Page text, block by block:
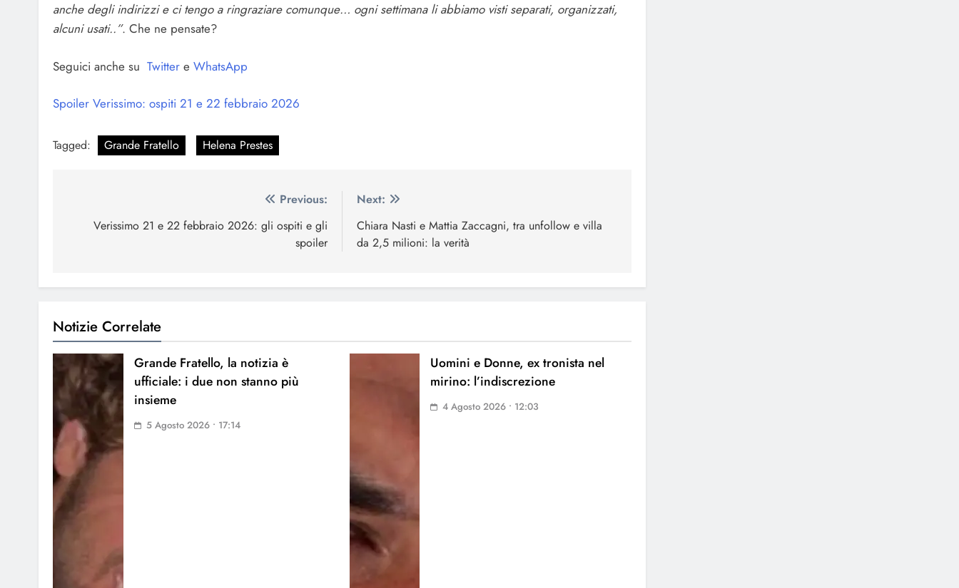
anche degli indirizzi e ci tengo a ringraziare comunque… ogni settimana li abbiamo visti separati, organizzati,
alcuni usati..”. Che ne pensate?
Seguici anche su Twitter e WhatsApp
Spoiler Verissimo: ospiti 21 e 22 febbraio 2026
Tagged: Grande Fratello Helena Prestes
articoli
Previous:
Verissimo 21 e 22 febbraio 2026: gli ospiti e gli
spoiler
Next:
Chiara Nasti e Mattia Zaccagni, tra unfollow e villa
da 2,5 milioni: la verità
Notizie Correlate
Grande Fratello, la notizia è
ufficiale: i due non stanno più
insieme
5 Agosto 2026 • 17:14
Uomini e Donne, ex tronista nel
mirino: l’indiscrezione
4 Agosto 2026 • 12:03